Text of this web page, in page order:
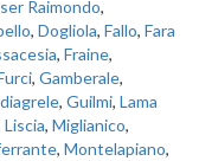
Raimondo,
, Dogliola, Fallo, Fara
, Fraine,
, Gamberale,
, Guilmi, Lama
Liscia, Miglianico,
, Montelapiano,